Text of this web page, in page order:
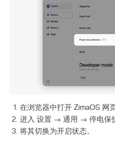
在浏览器中打开 ZimaOS 网
进入 设置 → 通用 → 停电保
将其切换为开启状态。